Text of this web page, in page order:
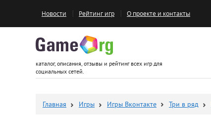
Новости Рейтинг игр О проекте и контакты
каталог, описания, отзывы и рейтинг всех игр для
социальных сетей.
Главная Игры Игры Вконтакте Три в ряд